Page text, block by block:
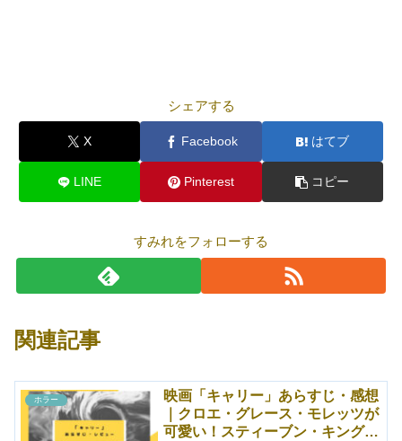
シェアする
X Facebook はてブ
LINE Pinterest コピー
すみれをフォローする
関連記事
ホラー
映画「キャリー」あらすじ・感想
｜クロエ・グレース・モレッツが
可愛い！スティーブン・キングの